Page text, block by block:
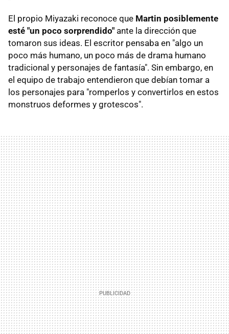
El propio Miyazaki reconoce que Martin posiblemente
esté "un poco sorprendido" ante la dirección que
tomaron sus ideas. El escritor pensaba en "algo un
poco más humano, un poco más de drama humano
tradicional y personajes de fantasía". Sin embargo, en
el equipo de trabajo entendieron que debían tomar a
los personajes para "romperlos y convertirlos en estos
monstruos deformes y grotescos".